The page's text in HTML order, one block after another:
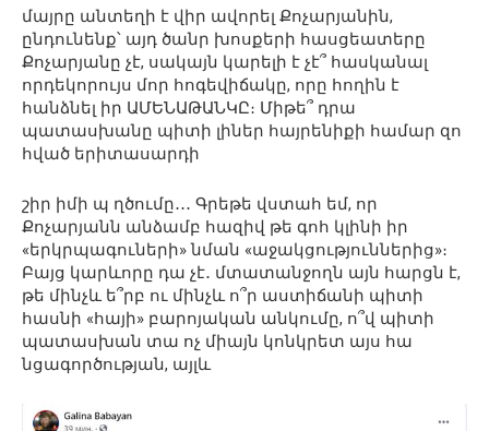
մայրը անտեղի է վիր ավորել Քոչարյանին,
ընդունենք՝ այդ ծանր խոսքերի հասցեատերը
Քոչարյանը չէ, սակայն կարելի է չէ՞ հասկանալ
որդեկորույս մոր հոգեվիճակը, որը հողին է
հանձնել իր ԱՄԵՆԱԹԱՆԿԸ։ Միթե՞ դրա
պատասխանը պիտի լիներ հայրենիքի համար զո
հված երիտասարդի
շիր իմի պ ղծումը․․․ Գրեթե վստահ եմ, որ
Քոչարյանն անձամբ հազիվ թե գոհ կլինի իր
«երկրպագուների» նման «աջակցություններից»։
Բայց կարևորը դա չէ․ մտատանջողն այն հարցն է,
թե մինչև ե՞րբ ու մինչև ո՞ր աստիճանի պիտի
հասնի «հայի» բարոյական անկումը, ո՞վ պիտի
պատասխան տա ոչ միայն կոնկրետ այս հա
նցագործության, այլև